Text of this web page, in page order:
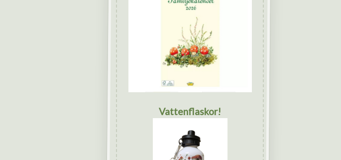
Vattenflaskor!